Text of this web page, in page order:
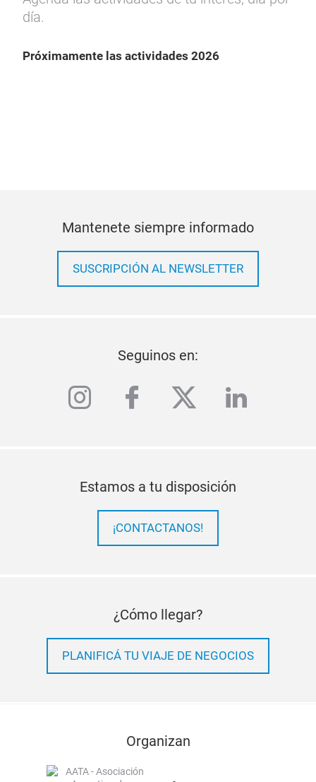
día.
Próximamente las actividades 2026
Mantenete siempre informado
SUSCRIPCIÓN AL NEWSLETTER
Seguinos en:
instagram
facebook
twitterlinkedin
Estamos a tu disposición
¡CONTACTANOS!
¿Cómo llegar?
PLANIFICÁ TU VIAJE DE NEGOCIOS
Organizan